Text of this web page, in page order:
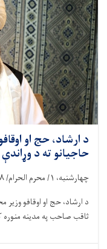
د ارشاد، حج او
حاجیانو ته د
چهارشنبه، ۱/ محرم الحرام/
د ارشاد، حج او اوقافو
ثاقب صاحب په مدینه منوره